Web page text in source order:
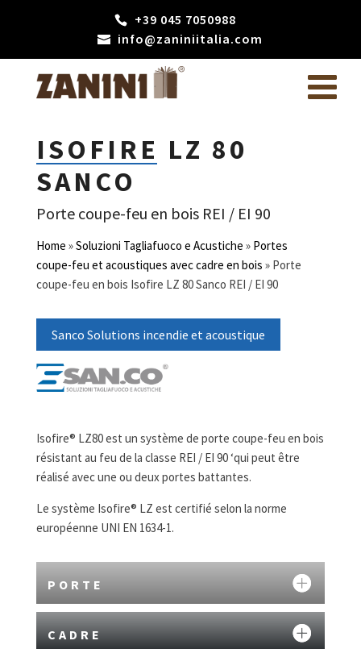
+39 045 7050988
info@zaniniitalia.com
ISOFIRE LZ 80
SANCO
Porte coupe-feu en bois REI / EI 90
Home »Soluzioni Tagliafuoco e Acustiche » Portes
coupe-feu et acoustiques avec cadre en bois » Porte
coupe-feu en bois Isofire LZ 80 Sanco REI / EI 90
Sanco Solutions incendie et acoustique
Isofire® LZ80 est un système de porte coupe-feu en bois
résistant au feu de la classe REI / EI 90 ‘qui peut être
réalisé avec une ou deux portes battantes.
Le système Isofire® LZ est certifié selon la norme
européenne UNI EN 1634-1.
PORTE
CADRE